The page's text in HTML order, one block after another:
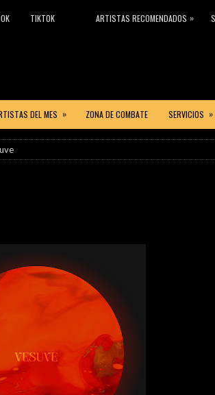
TIKTOK ARTISTAS RECOMENDADOS »
DEL MES » ZONA DE COMBATE SERVICIOS »